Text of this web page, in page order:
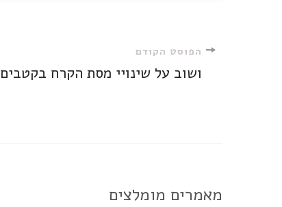
ניווט
הפוסט הקודם
ושוב על שינויי מסת הקרח בקטבים
מאמרים מומלצים